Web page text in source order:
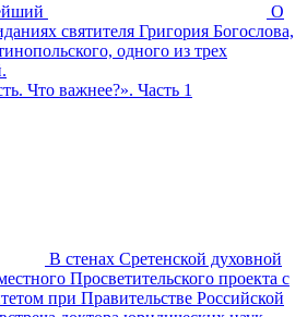
О
святителя Григория Богослова,
одного из трех
Что важнее?». Часть 1
В стенах Сретенской духовной
Просветительского проекта с
при Правительстве Российской